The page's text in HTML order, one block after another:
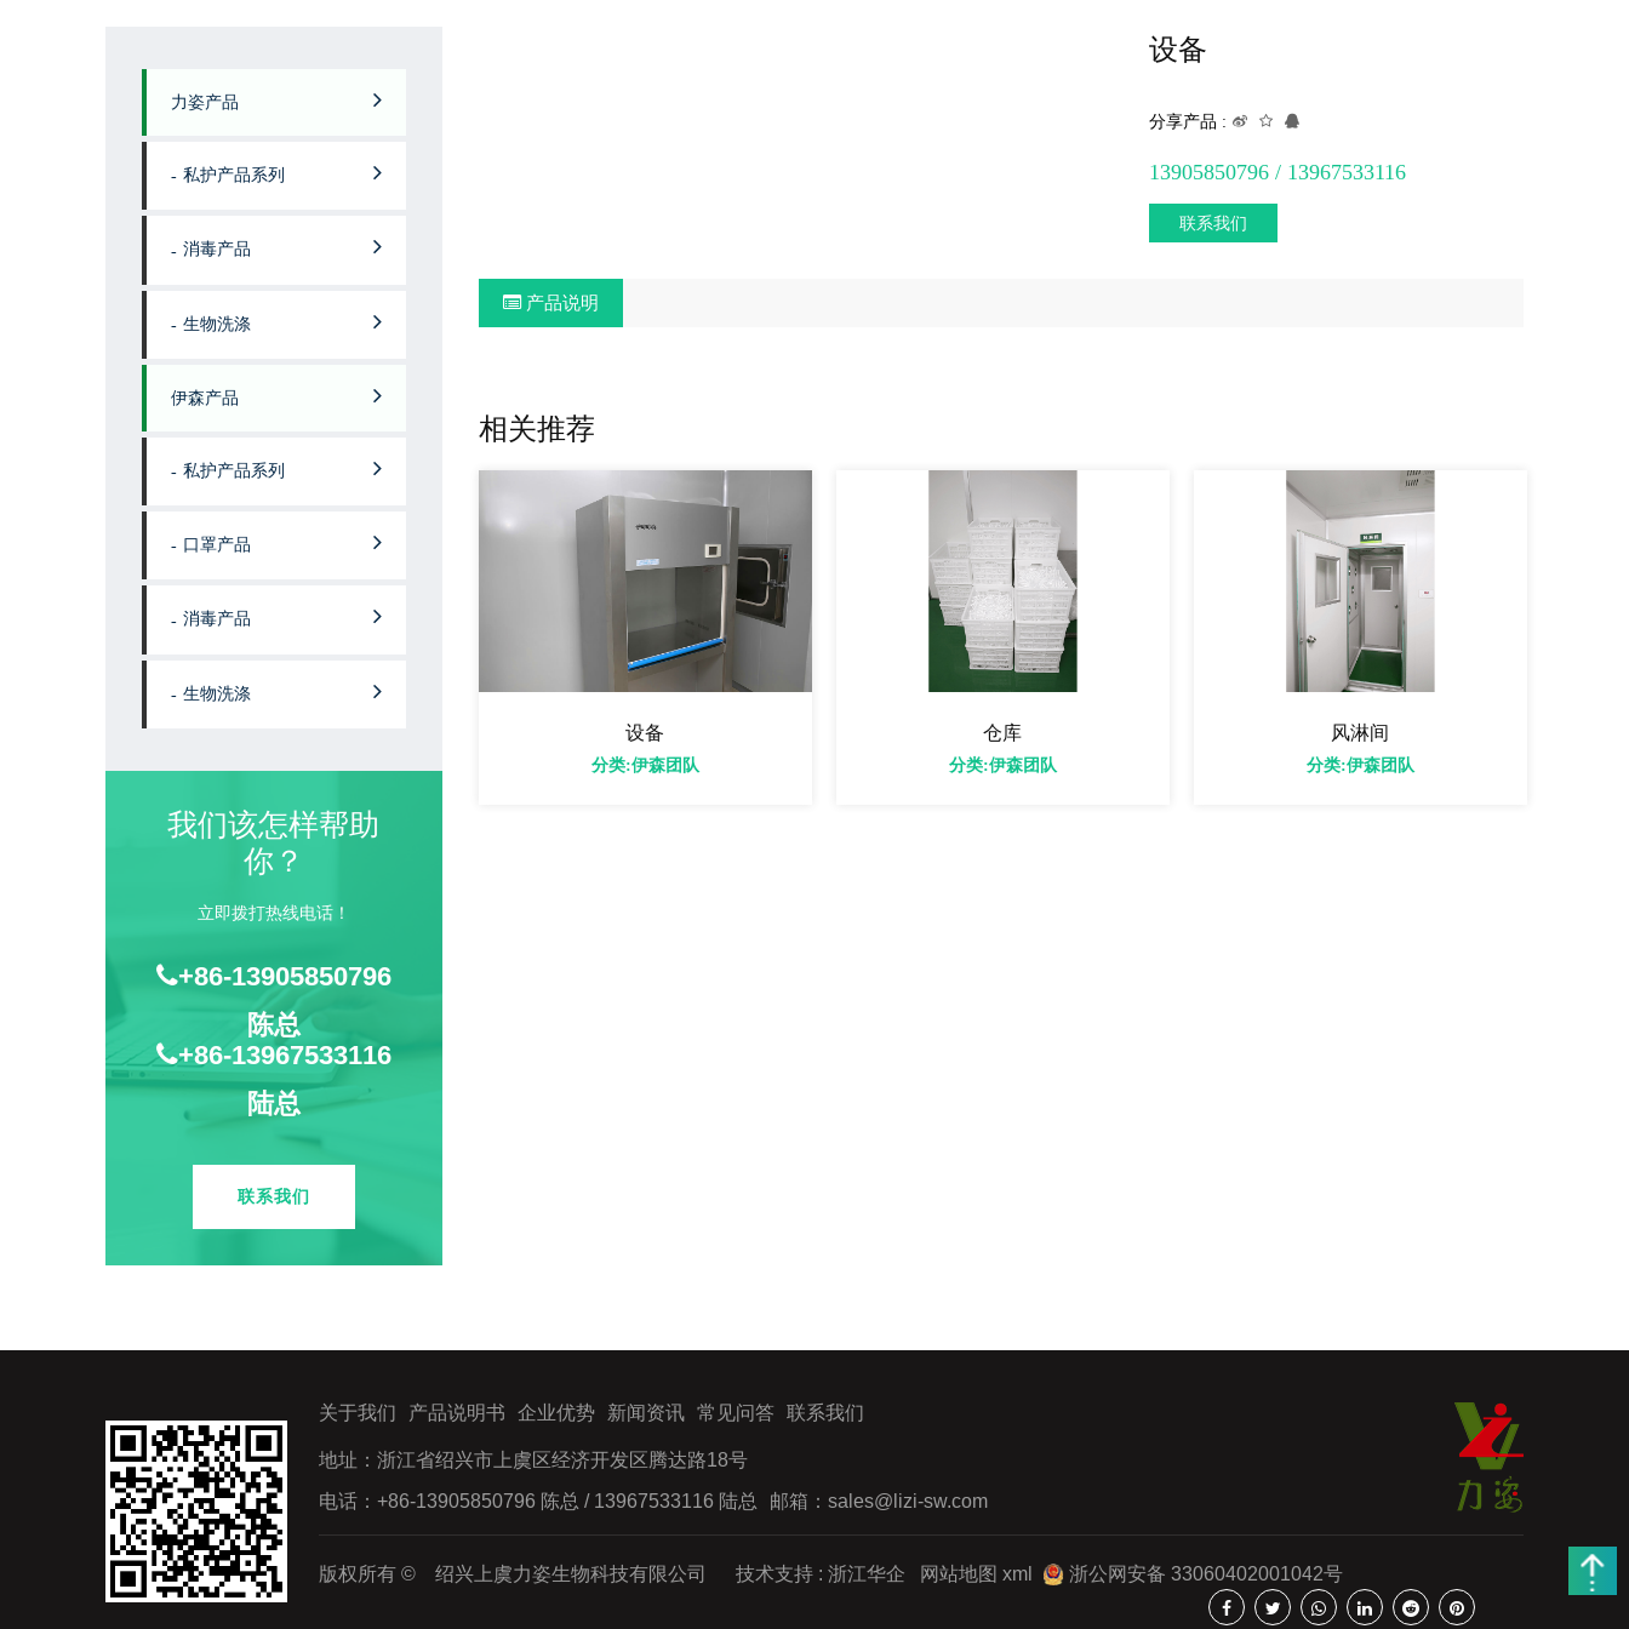
力姿产品
私护产品系列
消毒产品
生物洗涤
伊森产品
私护产品系列
口罩产品
消毒产品
生物洗涤
我们该怎样帮助
你？
立即拨打热线电话！
+86-13905850796
陈总
+86-13967533116
陆总
联系我们
设备
分享产品 :
13905850796 / 13967533116
联系我们
产品说明
相关推荐
设备
分类:伊森团队
仓库
分类:伊森团队
风淋间
分类:伊森团队
关于我们 产品说明书 企业优势 新闻资讯 常见问答 联系我们
地址：浙江省绍兴市上虞区经济开发区腾达路18号
电话：+86-13905850796 陈总 / 13967533116 陆总
邮箱：sales@lizi-sw.com
版权所有 © 绍兴上虞力姿生物科技有限公司 技术支持 : 浙江华企 网站地图 xml 浙公网安备 33060402001042号